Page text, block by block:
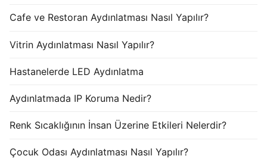
Cafe ve Restoran Aydınlatması Nasıl Yapılır?
Vitrin Aydınlatması Nasıl Yapılır?
Hastanelerde LED Aydınlatma
Aydınlatmada IP Koruma Nedir?
Renk Sıcaklığının İnsan Üzerine Etkileri Nelerdir?
Çocuk Odası Aydınlatması Nasıl Yapılır?